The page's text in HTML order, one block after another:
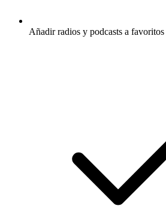
Añadir radios y podcasts a favoritos